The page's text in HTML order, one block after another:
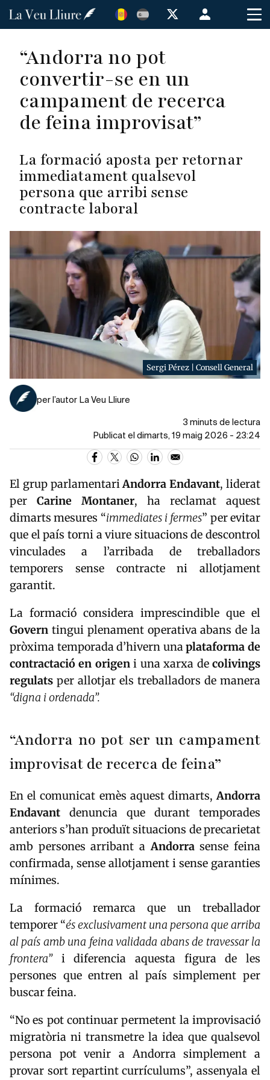
Vés
Menú
de
“Andorra no pot
convertir-se en un
campament de recerca
de feina improvisat”
La formació aposta per retornar
immediatament qualsevol
persona que arribi sense
contracte laboral
Sergi Pérez | Consell General
per l’autor La Veu Lliure
3 minuts de lectura
Publicat el dimarts, 19 maig 2026 - 23:24
El grup parlamentari Andorra Endavant, liderat
per Carine Montaner, ha reclamat aquest
dimarts mesures “immediates i fermes” per evitar
que el país torni a viure situacions de descontrol
vinculades a l’arribada de treballadors
temporers sense contracte ni allotjament
garantit.
La formació considera imprescindible que el
Govern tingui plenament operativa abans de la
pròxima temporada d’hivern unaplataforma de
contractació en origeni una xarxa decolivings
regulats per allotjar els treballadors de manera
“digna i ordenada”.
“Andorra no pot ser un campament
improvisat de recerca de feina”
En el comunicat emès aquest dimarts,Andorra
Endavant denuncia que durant temporades
anteriors s’han produït situacions de precarietat
amb persones arribant aAndorrasense feina
confirmada, sense allotjament i sense garanties
mínimes.
La formació remarca que un treballador
temporer “és exclusivament una persona que arriba
al país amb una feina validada abans de travessar la
frontera”i diferencia aquesta figura de les
persones que entren al país simplement per
buscar feina.
“No es pot continuar permetent la improvisació
migratòria ni transmetre la idea que qualsevol
persona pot venir a Andorra simplement a
provar sort repartint currículums”, assenyala el